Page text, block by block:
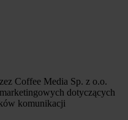
Coffee Media Sp. z o.o.
dotyczących
komunikacji